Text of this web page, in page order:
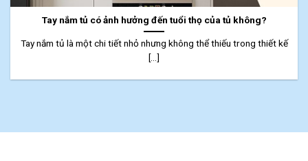
Tay nắm tủ có ảnh hưởng đến tuổi thọ của tủ không?
Tay nắm tủ là một chi tiết nhỏ nhưng không thể thiếu trong thiết kế
[...]